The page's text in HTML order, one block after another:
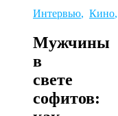
Интервью, Кино,
Мужчины
в
свете
софитов: